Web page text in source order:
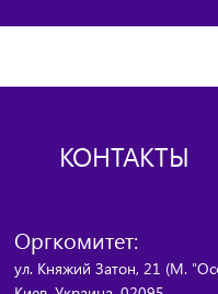
КОНТАКТЫ
Оргкомитет:
ул. Княжий Затон, 21 (М.